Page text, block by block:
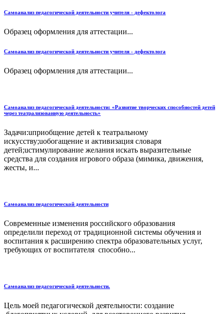
Самоанализ педагогической деятельности учителя - дефектолога
Образец оформления для аттестации...
Самоанализ педагогической деятельности учителя - дефектолога
Образец оформления для аттестации...
Самоанализ педагогической деятельности: «Развитие творческих способностей детей
через театрализованную деятельность»
Задачи:uприобщение детей к театральному
искусству;uобогащение и активизация словаря
детей;uстимулирование желания искать выразительные
средства для создания игрового образа (мимика, движения,
жесты, и...
Самоанализ педагогической деятельности
Современные изменения российского образования
определили переход от традиционной системы обучения и
воспитания к расширению спектра образовательных услуг,
требующих от воспитателя способно...
Самоанализ педагогической деятельности.
Цель моей педагогической деятельности: создание